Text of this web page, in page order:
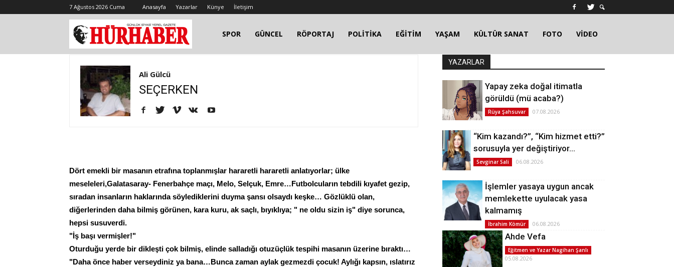
7 Ağustos 2026 Cuma Anasayfa Yazarlar Künye İletişim
SPOR GÜNCEL RÖPORTAJ POLİTİKA EĞİTİM YAŞAM KÜLTÜR SANAT FOTO VİDEO
Ali Gülcü
SEÇERKEN
Dört emekli bir masanın etrafına toplanmışlar hararetli hararetli anlatıyorlar; ülke
meseleleri,Galatasaray- Fenerbahçe maçı, Melo, Selçuk, Emre…Futbolcuların tebdili kıyafet gezip,
sıradan insanların haklarında söylediklerini duyma şansı olsaydı keşke… Gözlüklü olan,
diğerlerinden daha bilmiş görünen, kara kuru, ak saçlı, bıyıklıya; " ne oldu sizin iş" diye sorunca,
hepsi susuverdi.
"İş başı vermişler!"
Oturduğu yerde bir dikleşti çok bilmiş, elinde salladığı otuzüçlük tespihi masanın üzerine bıraktı…
"Daha önce haber verseydiniz ya bana…Bunca zaman aylak gezmezdi çocuk! Aylığı kapsın, ıslatırız
YAZARLAR
Yapay zeka doğal itimatla
görüldü (mü acaba?)
Rüya Şahsuvar 07.08.2026
“Kim kazandı?”, “Kim hizmet etti?”
sorusuyla yer değiştiriyor…
Sevginar Sali 06.08.2026
İşlemler yasaya uygun ancak
memlekette uyulacak yasa
kalmamış
İbrahim Kömür 06.08.2026
Ahde Vefa
Eğitmen ve Yazar Nagihan Şanlı
05.08.2026